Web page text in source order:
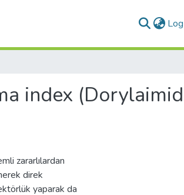
index
zararlılardan
direk
yaparak da